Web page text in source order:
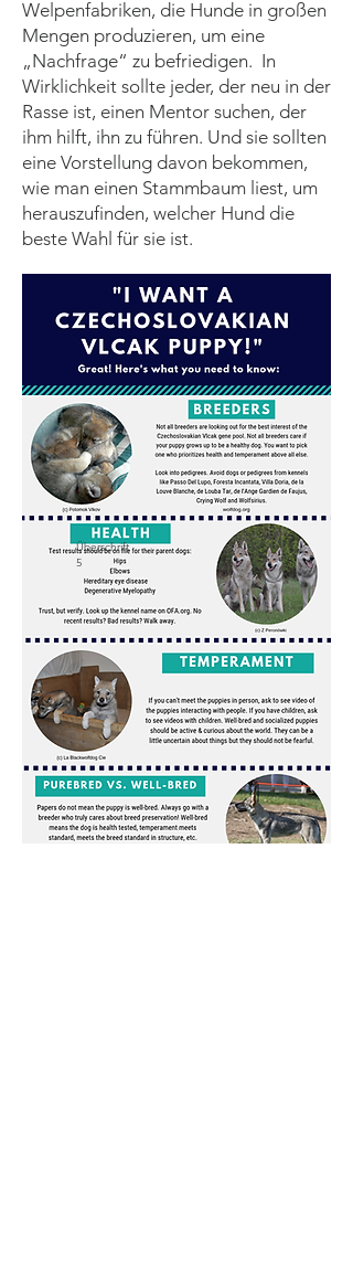
Welpenfabriken, die Hunde in großen
Mengen produzieren, um eine
„Nachfrage“ zu befriedigen. In
Wirklichkeit sollte jeder, der neu in der
Rasse ist, einen Mentor suchen, der
ihm hilft, ihn zu führen. Und sie sollten
eine Vorstellung davon bekommen,
wie man einen Stammbaum liest, um
herauszufinden, welcher Hund die
beste Wahl für sie ist.
Überschrift
5